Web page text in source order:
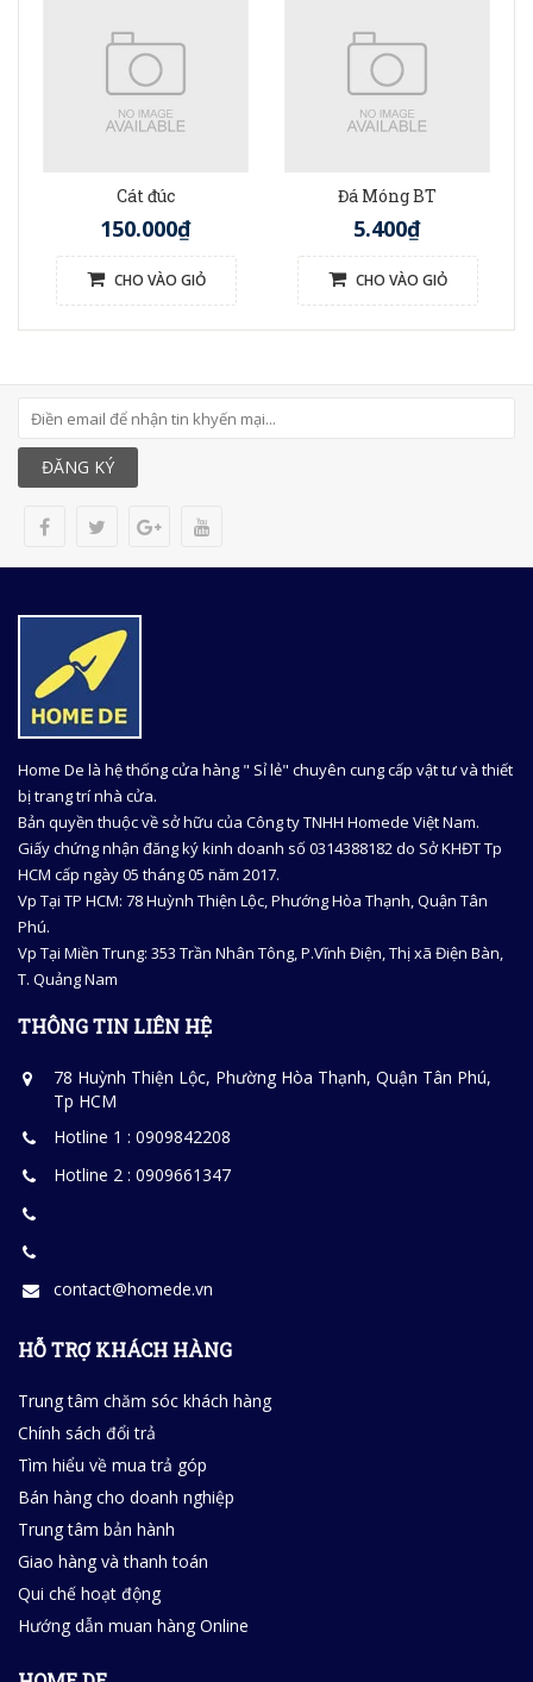
Cát đúc
150.000₫
CHO VÀO GIỎ
Đá Móng BT
5.400₫
CHO VÀO GIỎ
ĐĂNG KÝ
Home De là hệ thống cửa hàng " Sỉ lẻ" chuyên cung cấp vật tư và thiết
bị trang trí nhà cửa.
Bản quyền thuộc về sở hữu của Công ty TNHH Homede Việt Nam.
Giấy chứng nhận đăng ký kinh doanh số 0314388182 do Sở KHĐT Tp
HCM cấp ngày 05 tháng 05 năm 2017.
Vp Tại TP HCM: 78 Huỳnh Thiện Lộc, Phướng Hòa Thạnh, Quận Tân
Phú.
Vp Tại Miền Trung: 353 Trần Nhân Tông, P.Vĩnh Điện, Thị xã Điện Bàn,
T. Quảng Nam
THÔNG TIN LIÊN HỆ
78 Huỳnh Thiện Lộc, Phường Hòa Thạnh, Quận Tân Phú,
Tp HCM
Hotline 1 : 0909842208
Hotline 2 : 0909661347
contact@homede.vn
HỖ TRỢ KHÁCH HÀNG
Trung tâm chăm sóc khách hàng
Chính sách đổi trả
Tìm hiểu về mua trả góp
Bán hàng cho doanh nghiệp
Trung tâm bản hành
Giao hàng và thanh toán
Qui chế hoạt động
Hướng dẫn muan hàng Online